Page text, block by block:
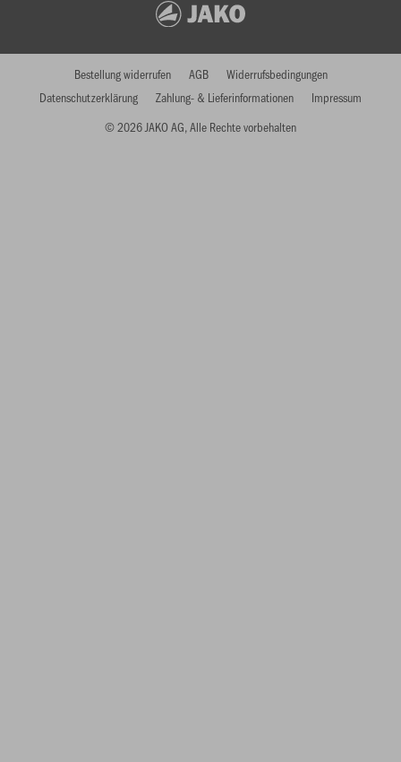
© 2026 JAKO AG, Alle Rechte vorbehalten
Bestellung widerrufen AGB
Widerrufsbedingungen
Datenschutzerklärung
Zahlung- & Lieferinformationen Impressum